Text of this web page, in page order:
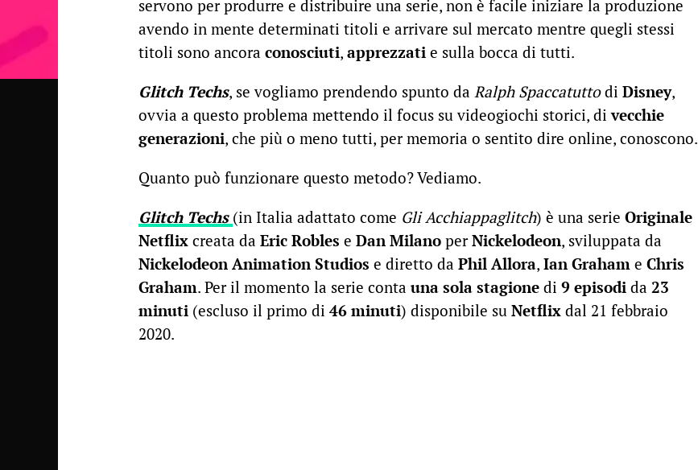
servono per produrre e distribuire una serie, non è facile iniziare la produzione
avendo in mente determinati titoli e arrivare sul mercato mentre quegli stessi
titoli sono ancora conosciuti, apprezzati e sulla bocca di tutti.
Glitch Techs, se vogliamo prendendo spunto da Ralph Spaccatuttodi Disney,
ovvia a questo problema mettendo il focus su videogiochi storici, divecchie
generazioni, che più o meno tutti, per memoria o sentito dire online, conoscono.
Quanto può funzionare questo metodo? Vediamo.
Glitch Techs (in Italia adattato come Gli Acchiappaglitch) è una serie Originale
Netflix creata da Eric Robles e Dan Milano perNickelodeon, sviluppata da
Nickelodeon Animation Studios e diretto da Phil Allora, Ian Graham e Chris
Graham. Per il momento la serie conta una sola stagione di 9 episodi da 23
minuti (escluso il primo di 46 minuti) disponibile su Netflix dal 21 febbraio
2020.